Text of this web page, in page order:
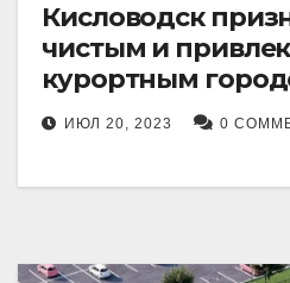
Кисловодск
чистым и
курортным
ИЮЛ 20, 2023 0